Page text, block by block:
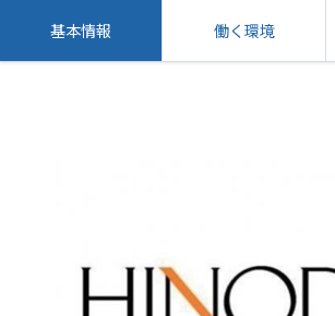
基本情報 働く環境